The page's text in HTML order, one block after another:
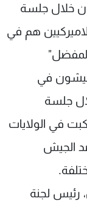
خلال جلسة
هم في
يعيشون في
جلسة
في الولايات
كانت ضد الجيش
رئيس لجنة